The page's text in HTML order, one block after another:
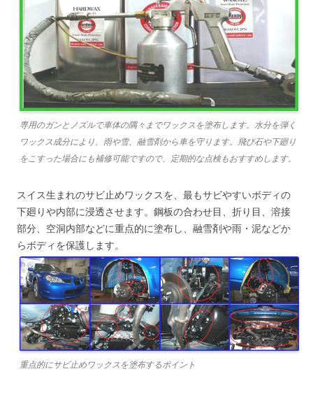
専用のガンとノズルで車体の隅々までワックスを塗布します。水分を弾く
ワックス成分により、雨や雪、融雪剤から車を守ります。飛び石や下廻り
をこすった場合にも補修可能ですので、定期的な点検もおすすめします。
スイス生まれのサビ止めワックスを、最もサビやすいボディの
下廻りや内部に浸透させます。鋼板の合わせ目、折り目、溶接
部分、空洞内部などに重点的に塗布し、融雪剤や雨・泥などか
らボディを保護します。
重点的にサビ止めワックスを塗布するポイント